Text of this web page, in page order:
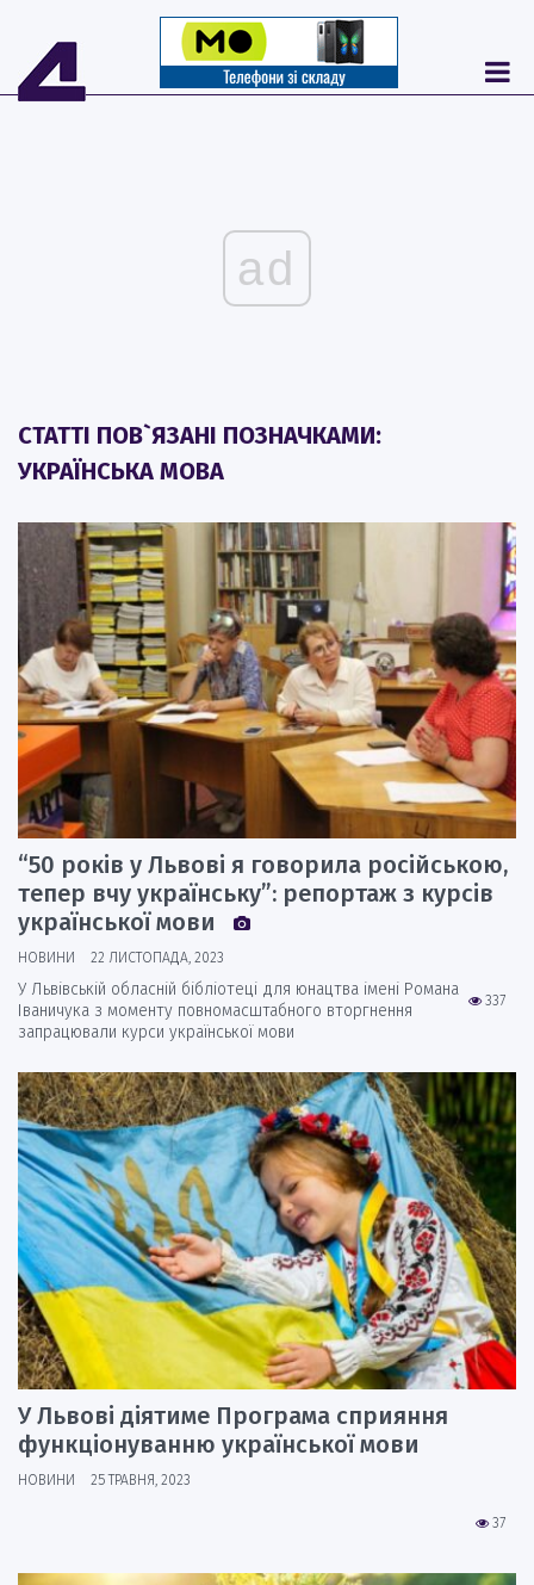
ad
СТАТТІ ПОВ`ЯЗАНІ ПОЗНАЧКАМИ:
УКРАЇНСЬКА МОВА
“50 років у Львові я говорила російською,
тепер вчу українську”: репортаж з курсів
української мови
НОВИНИ 22 ЛИСТОПАДА, 2023
337
У Львівській обласній бібліотеці для юнацтва імені Романа
Іваничука з моменту повномасштабного вторгнення
запрацювали курси української мови
У Львові діятиме Програма сприяння
функціонуванню української мови
НОВИНИ 25 ТРАВНЯ, 2023
37